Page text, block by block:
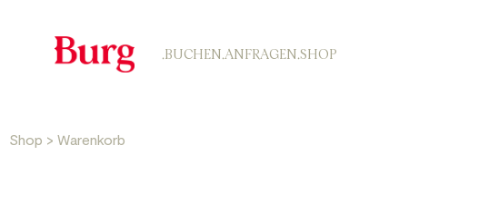
.BUCHEN .ANFRAGEN .SHOP
Shop > Warenkorb